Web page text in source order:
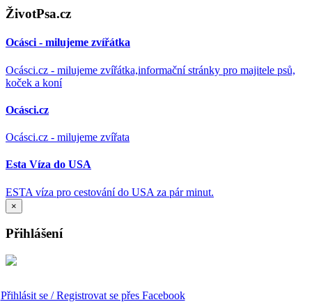
ŽivotPsa.cz
Ocásci - milujeme zvířátka
Ocásci.cz - milujeme zvířátka,informační stránky pro majitele psů,
koček a koní
Ocásci.cz
Ocásci.cz - milujeme zvířata
Esta Víza do USA
ESTA víza pro cestování do USA za pár minut.
×
Přihlášení
Přihlásit se / Registrovat se přes Facebook